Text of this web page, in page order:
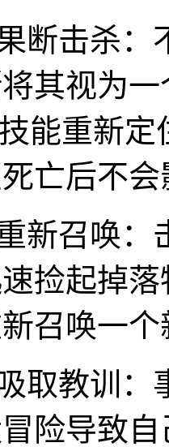
断击杀
其视为
能重新
亡后不
新召唤
捡起掉
召唤一
取教训：
险导致